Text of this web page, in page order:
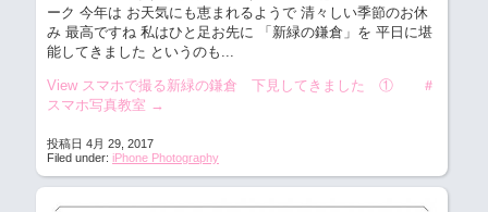
ーク 今年は お天気にも恵まれるようで 清々しい季節のお休
み 最高ですね 私はひと足お先に 「新緑の鎌倉」を 平日に堪
能してきました というのも...
View スマホで撮る新緑の鎌倉 下見してきました ① ＃
スマホ写真教室 →
投稿日 4月 29, 2017
Filed under: iPhone Photography